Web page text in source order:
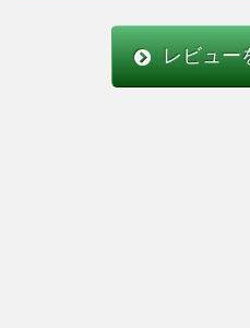
レビュー